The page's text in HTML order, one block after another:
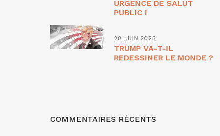
URGENCE DE SALUT
PUBLIC !
28 JUIN 2025
TRUMP VA-T-IL
REDESSINER LE MONDE ?
COMMENTAIRES RÉCENTS